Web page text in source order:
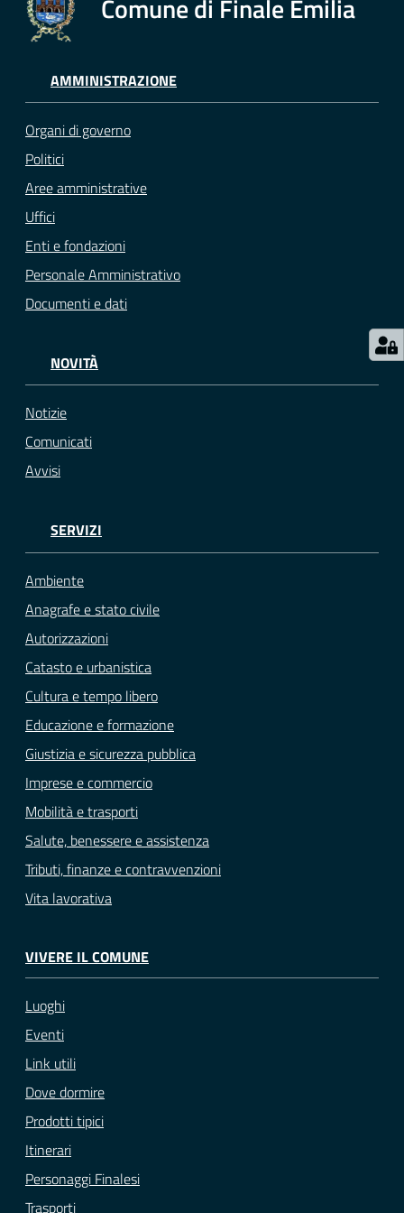
e
Sportello
telematico
SUE
Tutti
gli
argomenti...
Seguici
su
Comune di Finale Emilia
AMMINISTRAZIONE
Organi di governo
Politici
Aree amministrative
Uffici
Enti e fondazioni
Personale Amministrativo
Documenti e dati
NOVITÀ
Notizie
Comunicati
Avvisi
SERVIZI
Ambiente
Anagrafe e stato civile
Autorizzazioni
Catasto e urbanistica
Cultura e tempo libero
Educazione e formazione
Giustizia e sicurezza pubblica
Imprese e commercio
Mobilità e trasporti
Salute, benessere e assistenza
Tributi, finanze e contravvenzioni
Vita lavorativa
VIVERE IL COMUNE
Luoghi
Eventi
Link utili
Dove dormire
Prodotti tipici
Itinerari
Personaggi Finalesi
Trasporti